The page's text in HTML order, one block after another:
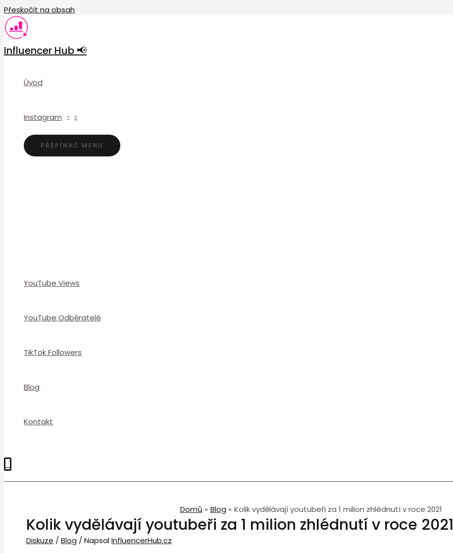
Přeskočit na obsah
Influencer Hub 📢
Úvod
Instagram
PŘEPÍNAČ MENU
YouTube Views
YouTube Odběratelé
TikTok Followers
Blog
Kontakt
Domů Blog Kolik vydělávají youtubeři za 1 milion zhlédnutí v roce 2021
Kolik vydělávají youtubeři za 1 milion zhlédnutí v roce 2021
Diskuze / Blog / NapsalInfluencerHub.cz